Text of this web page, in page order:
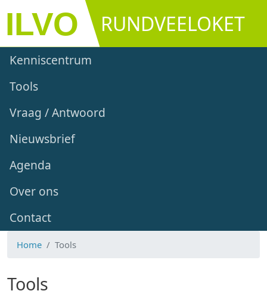
Overslaan en naar de inhoud gaan
RUNDVEELOKET
Main navigation
Kenniscentrum
Tools
Vraag / Antwoord
Nieuwsbrief
Agenda
Over ons
Contact
Home Tools
Tools